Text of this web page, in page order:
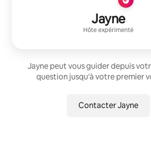
Jayne
Hôte expérimenté
Jayne peut vous guider depuis
question jusqu'à votre premier
Contacter Jayne